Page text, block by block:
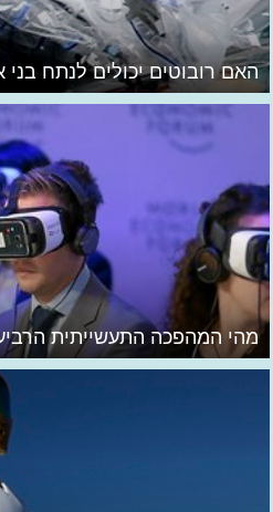
האם רובוטים יכולים לנתח בני
מהי המהפכה התעשייתית